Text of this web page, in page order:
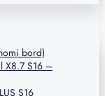
bord)
X8.7 S16 –
S16